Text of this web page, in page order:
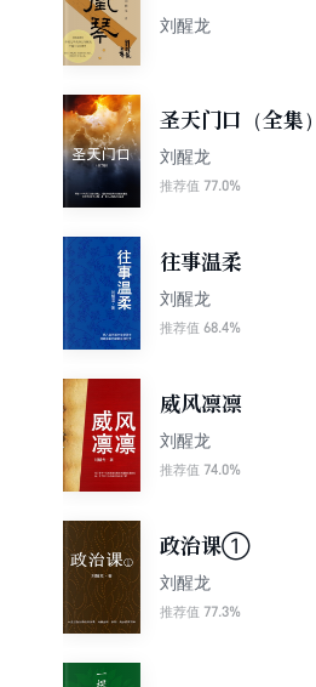
刘醒龙
圣天门口（全集）
刘醒龙
推荐值 77.0%
往事温柔
刘醒龙
推荐值 68.4%
威风凛凛
刘醒龙
推荐值 74.0%
政治课①
刘醒龙
推荐值 77.3%